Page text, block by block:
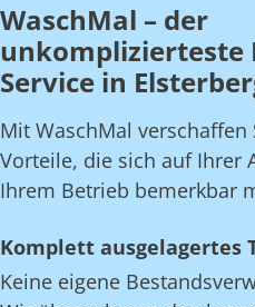
WaschMal – der
unkomplizierteste
Service in
Mit WaschMal verschaffen
Vorteile, die sich auf Ihrer
Ihrem Betrieb bemerkbar
Komplett ausgelagertes
Keine eigene